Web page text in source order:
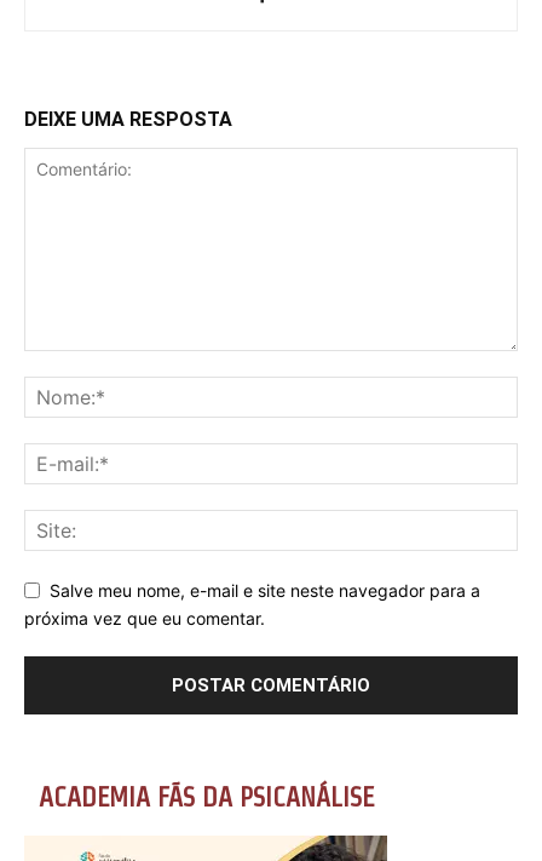
DEIXE UMA RESPOSTA
Salve meu nome, e-mail e site neste navegador para a
próxima vez que eu comentar.
ACADEMIA FÃS DA PSICANÁLISE